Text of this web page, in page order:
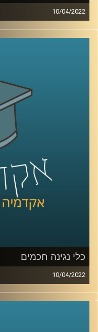
10/04/2022
היום ישנן אפליקציות
התערבות אדם
לשיחה שקיימתי עם ד"ר
באוניברסיטת רייכמן.
לשיחה עם ד"ר רויטל
לשיחה עם ד"ר רויטל
קרדיט תמונות:
כלי נגינה חכמים
10/04/2022
דמיינו שהייתם יכולים
5 דקות כבר לדעת איך